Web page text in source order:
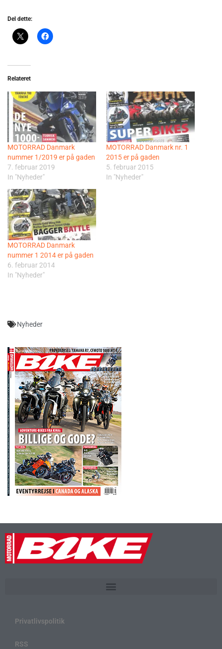
Del dette:
Relateret
MOTORRAD Danmark
nummer 1/2019 er på gaden
7. februar 2019
In "Nyheder"
MOTORRAD Danmark nr. 1
2015 er på gaden
5. februar 2015
In "Nyheder"
MOTORRAD Danmark
nummer 1 2014 er på gaden
6. februar 2014
In "Nyheder"
Nyheder
Privatlivspolitik
RSS